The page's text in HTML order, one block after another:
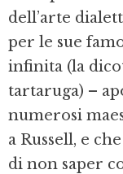
dell’arte
per le sue
infinita (la
tartaruga) –
numerosi
a Russell, e
di non saper